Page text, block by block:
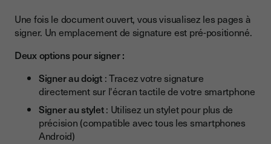
Une fois le document ouvert, vous visualisez les pages à
signer. Un emplacement de signature est pré-positionné.
Deux options pour signer :
Signer au doigt: Tracez votre signature
directement sur l'écran tactile de votre smartphone
Signer au stylet: Utilisez un stylet pour plus de
précision (compatible avec tous les smartphones
Android)